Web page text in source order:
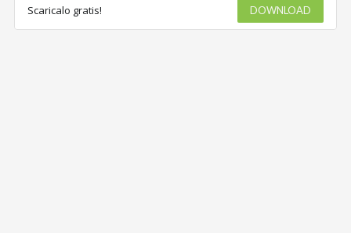
Scaricalo gratis! DOWNLOAD